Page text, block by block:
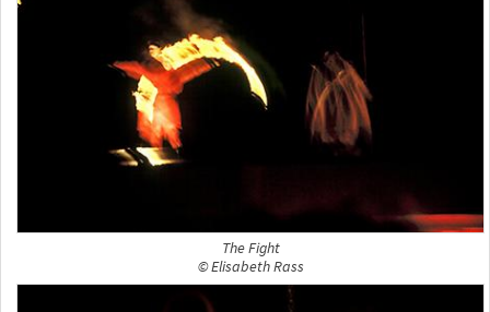
The Fight
© Elisabeth Rass